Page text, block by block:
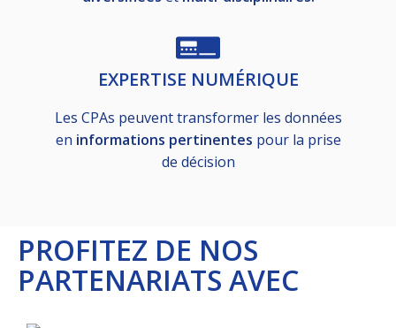
EXPERTISE NUMÉRIQUE
Les CPAs peuvent transformer les données
en informations pertinentes pour la prise
de décision
PROFITEZ DE NOS
PARTENARIATS AVEC